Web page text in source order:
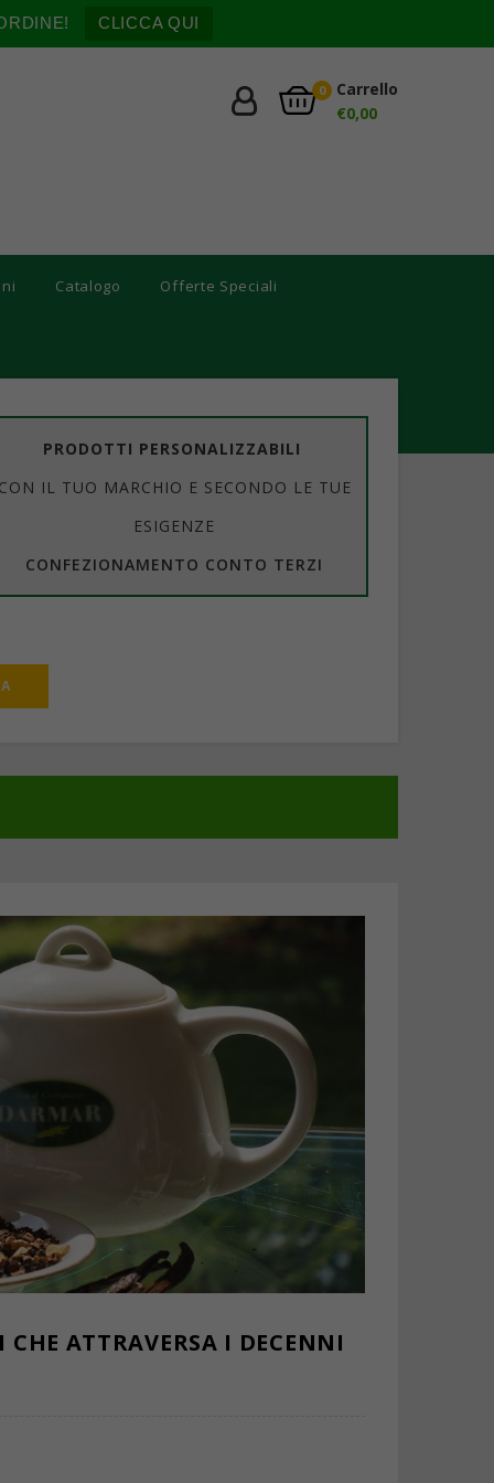
CLICCA QUI
0
Carrello
€0,00
Catalogo Offerte Speciali
PRODOTTI PERSONALIZZABILI
IL TUO MARCHIO E SECONDO LE TUE
ESIGENZE
CONFEZIONAMENTO CONTO TERZI
ATTRAVERSA I DECENNI